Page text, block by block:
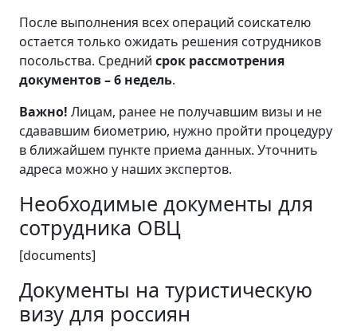
После выполнения всех операций соискателю
остается только ожидать решения сотрудников
посольства. Средний срок рассмотрения
документов – 6 недель.
Важно! Лицам, ранее не получавшим визы и не
сдававшим биометрию, нужно пройти процедуру
в ближайшем пункте приема данных. Уточнить
адреса можно у наших экспертов.
Необходимые документы для
сотрудника ОВЦ
[documents]
Документы на туристическую
визу для россиян